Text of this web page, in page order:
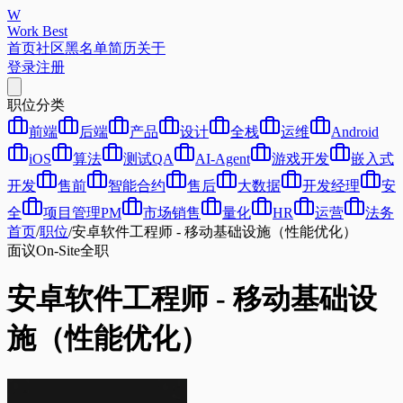
W
Work Best
首页社区黑名单简历关于
登录注册
职位分类
前端
后端 产品 设计 全栈 运维
Android
iOS
算法 测试QA AI-Agent 游戏开发
嵌入式
开发
售前 智能合约 售后 大数据 开发经理
安
全
项目管理PM 市场销售 量化 HR 运营
法务
首页/职位/安卓软件工程师 - 移动基础设施（性能优化）
面议On-Site全职
安卓软件工程师 - 移动基础设
施（性能优化）